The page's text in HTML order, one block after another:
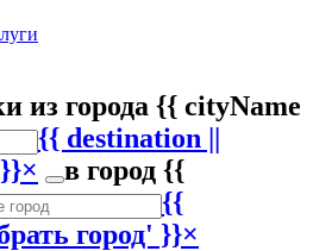
из города {{ cityName
{{ destination ||
× в город {{
{{
город' }}×